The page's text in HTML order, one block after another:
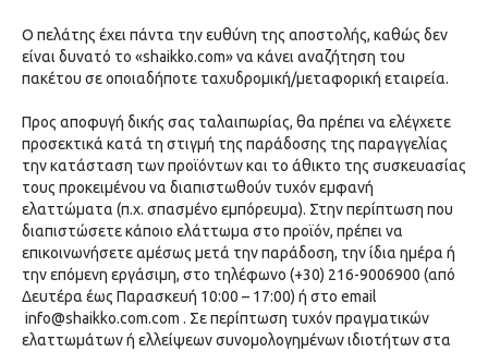
Ο πελάτης έχει πάντα την ευθύνη της αποστολής, καθώς δεν
είναι δυνατό το «shaikko.com» να κάνει αναζήτηση του
πακέτου σε οποιαδήποτε ταχυδρομική/μεταφορική εταιρεία.
Προς αποφυγή δικής σας ταλαιπωρίας, θα πρέπει να ελέγχετε
προσεκτικά κατά τη στιγμή της παράδοσης της παραγγελίας
την κατάσταση των προϊόντων και το άθικτο της συσκευασίας
τους προκειμένου να διαπιστωθούν τυχόν εμφανή
ελαττώματα (π.χ. σπασμένο εμπόρευμα). Στην περίπτωση που
διαπιστώσετε κάποιο ελάττωμα στο προϊόν, πρέπει να
επικοινωνήσετε αμέσως μετά την παράδοση, την ίδια ημέρα ή
την επόμενη εργάσιμη, στο τηλέφωνο (+30) 216-9006900 (από
Δευτέρα έως Παρασκευή 10:00 – 17:00) ή στο email
info@shaikko.com.com . Σε περίπτωση τυχόν πραγματικών
ελαττωμάτων ή ελλείψεων συνομολογημένων ιδιοτήτων στα